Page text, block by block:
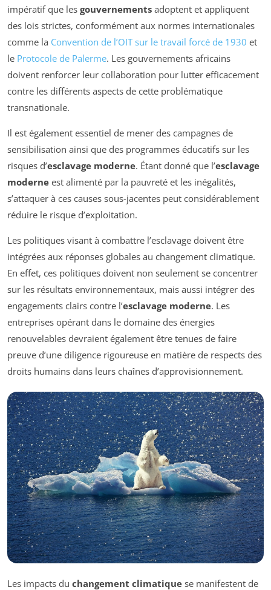
impératif que les gouvernements adoptent et appliquent
des lois strictes, conformément aux normes internationales
comme la Convention de l’OIT sur le travail forcé de 1930 et
le Protocole de Palerme. Les gouvernements africains
doivent renforcer leur collaboration pour lutter efficacement
contre les différents aspects de cette problématique
transnationale.
Il est également essentiel de mener des campagnes de
sensibilisation ainsi que des programmes éducatifs sur les
risques d’esclavage moderne. Étant donné que l’esclavage
moderne est alimenté par la pauvreté et les inégalités,
s’attaquer à ces causes sous-jacentes peut considérablement
réduire le risque d’exploitation.
Les politiques visant à combattre l’esclavage doivent être
intégrées aux réponses globales au changement climatique.
En effet, ces politiques doivent non seulement se concentrer
sur les résultats environnementaux, mais aussi intégrer des
engagements clairs contre l’esclavage moderne. Les
entreprises opérant dans le domaine des énergies
renouvelables devraient également être tenues de faire
preuve d’une diligence rigoureuse en matière de respects des
droits humains dans leurs chaînes d’approvisionnement.
Les impacts du changement climatique se manifestent de